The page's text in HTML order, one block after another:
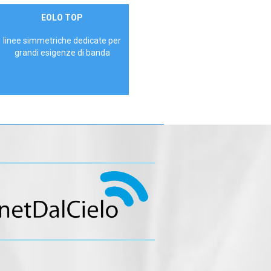
ContattaciEOLO TOP
linee simmetriche dedicate per
grandi esigenze di banda